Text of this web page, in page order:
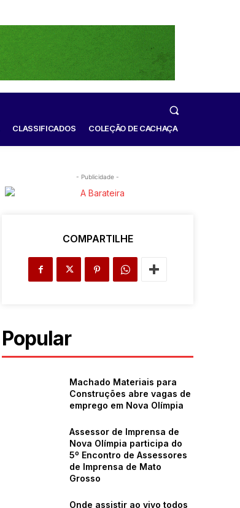
CLASSIFICADOS COLEÇÃO DE CACHAÇA
- Publicidade -
COMPARTILHE
Popular
Machado Materiais para
Construções abre vagas de
emprego em Nova Olímpia
Assessor de Imprensa de
Nova Olímpia participa do
5º Encontro de Assessores
de Imprensa de Mato
Grosso
Onde assistir ao vivo todos